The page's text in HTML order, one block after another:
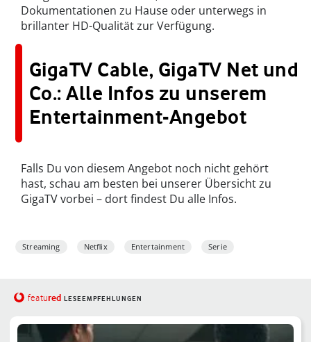
Dokumentationen zu Hause oder unterwegs in
brillanter HD-Qualität zur Verfügung.
GigaTV Cable, GigaTV Net und
Co.: Alle Infos zu unserem
Entertainment-Angebot
Falls Du von diesem Angebot noch nicht gehört
hast, schau am besten bei unserer Übersicht zu
GigaTV vorbei – dort findest Du alle Infos.
Streaming Netflix Entertainment Serie
featured LESEEMPFEHLUNGEN